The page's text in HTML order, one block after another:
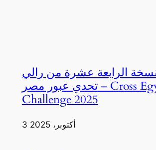
الرابعة عشرة من رالي
تحدي عبور مصر – Cross Egypt
Challenge 2025
3 أكتوبر، 2025